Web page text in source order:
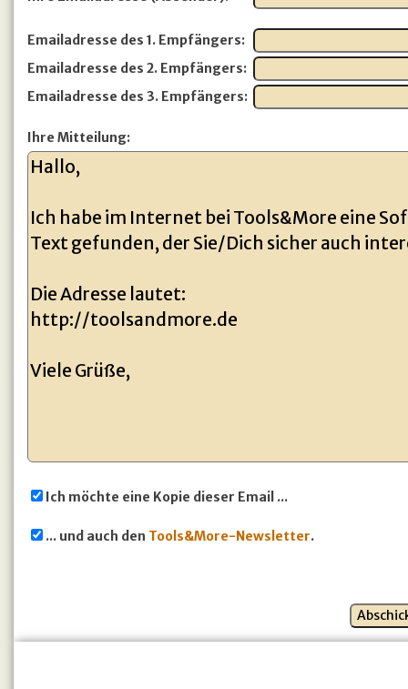
Emailadresse des 1. Empfängers:
Emailadresse des 2. Empfängers:
Emailadresse des 3. Empfängers:
Ihre Mitteilung:
Ich möchte eine Kopie dieser Email ...
... und auch den Tools&More-Newsletter.